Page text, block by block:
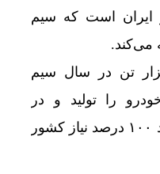
ایران است که سیم
می‌کند.
طرح با ظرفیت ۱۰ هزار تن در سال سیم
را تولید و در
صورت بهره برداری می تواند ۱۰۰ درصد نیاز کشور